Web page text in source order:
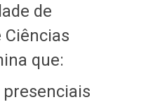
de
Ciências
que:
presenciais